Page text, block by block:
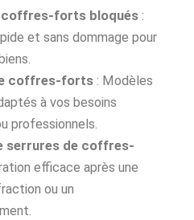
coffres-forts bloqués :
et sans dommage pour
coffres-forts : Modèles
à vos besoins
professionnels.
serrures de coffres-
efficace après une
ou un